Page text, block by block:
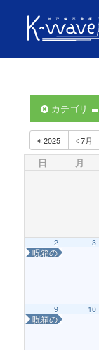
カテゴリ
2025 7月
日 月
2
呪箱の怪〜はこ
3
9
呪箱の怪〜はこ
10